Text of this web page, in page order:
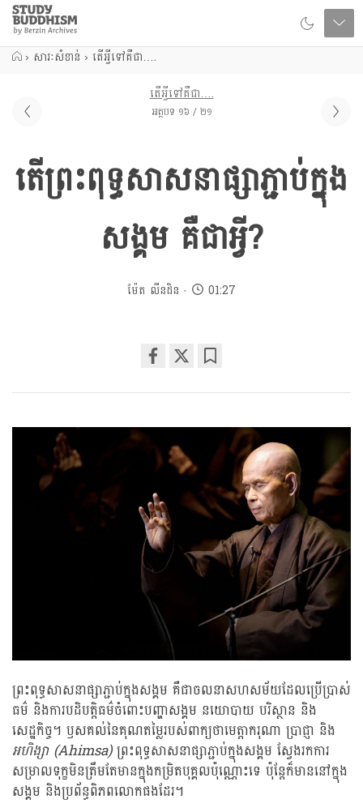
Close
Study
Buddhism
Home
› សារៈសំខាន់ › តើអ្វីទៅគឺជា….
តើអ្វីទៅគឺជា….
អត្ថបទ ១៦ / ២១
តើព្រះពុទ្ធសាសនាផ្សាភ្ជាប់ក្នុង
សង្គម គឺជាអ្វី?
ម៉ែត លីនដិន 01:27
on
ព្រះពុទ្ធសាសនាផ្សាភ្ជាប់ក្នុងសង្គម គឺជាចលនាសហសម័យដែលប្រើប្រាស់
ធម៌ និងការបដិបត្តិធម៌ចំពោះបញ្ហាសង្គម នយោបាយ បរិស្ថាន និង
សេដ្ឋកិច្ច។ ឫសគល់នៃគុណតម្លៃរបស់ពាក្យថាមេត្តាករុណា ប្រាជ្ញា និង
អហិង្សា (Ahimsa)ព្រះពុទ្ធសាសនាផ្សាភ្ជាប់ក្នុងសង្គម ស្វែងរកការ
សម្រាលទុក្ខមិនត្រឹមតែមានក្នុងកម្រិតបុគ្គលប៉ុណ្ណោះទេ ប៉ុន្តែក៏មាននៅក្នុង
សង្គម និងប្រព័ន្ធពិភពលោកផងដែរ។